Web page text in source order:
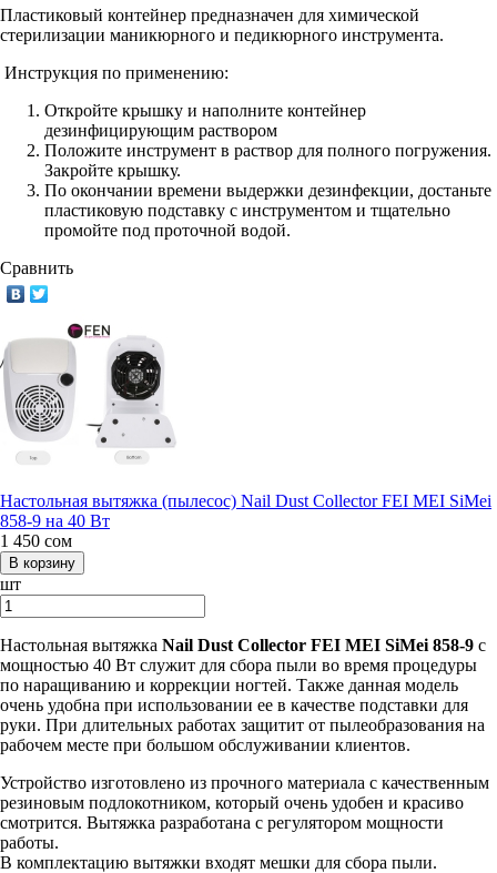
Пластиковый контейнер предназначен для химической
стерилизации маникюрного и педикюрного инструмента.
Инструкция по применению:
Откройте крышку и наполните контейнер
дезинфицирующим раствором
Положите инструмент в раствор для полного погружения.
Закройте крышку.
По окончании времени выдержки дезинфекции, достаньте
пластиковую подставку с инструментом и тщательно
промойте под проточной водой.
Сравнить
Настольная вытяжка (пылесос) Nail Dust Collector FEI MEI SiMei
858-9 на 40 Вт
1 450 сом
шт
Настольная вытяжка Nail Dust Collector FEI MEI SiMei 858-9 c
мощностью 40 Вт служит для сбора пыли во время процедуры
по наращиванию и коррекции ногтей. Также данная модель
очень удобна при использовании ее в качестве подставки для
руки. При длительных работах защитит от пылеобразования на
рабочем месте при большом обслуживании клиентов.
Устройство изготовлено из прочного материала с качественным
резиновым подлокотником, который очень удобен и красиво
смотрится. Вытяжка разработана с регулятором мощности
работы.
В комплектацию вытяжки входят мешки для сбора пыли.